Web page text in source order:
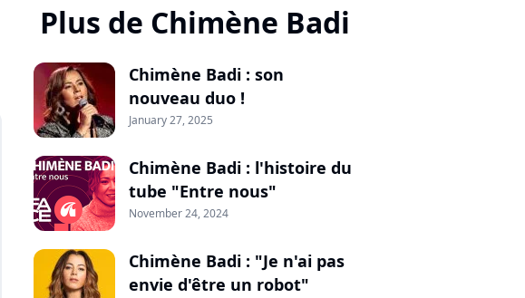
Plus de Chimène Badi
Chimène Badi : son
nouveau duo !
January 27, 2025
Chimène Badi : l'histoire du
tube "Entre nous"
November 24, 2024
Chimène Badi : "Je n'ai pas
envie d'être un robot"